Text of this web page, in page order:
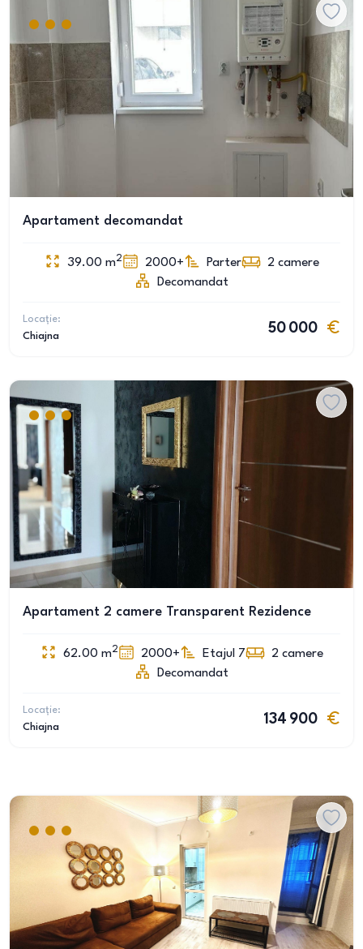
Apartament decomandat
39.00 m2 2000+ Parter 2 camere
Decomandat
Locație:
Chiajna
50 000
Apartament 2 camere Transparent Rezidence
62.00 m2 2000+ Etajul 7 2 camere
Decomandat
Locație:
Chiajna
134 900